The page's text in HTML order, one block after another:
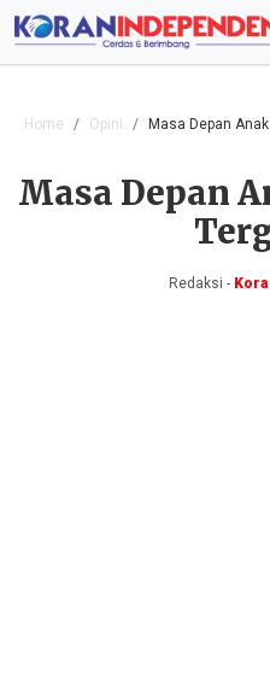
Home Opini Masa Depan
Masa Depan
Redaksi -